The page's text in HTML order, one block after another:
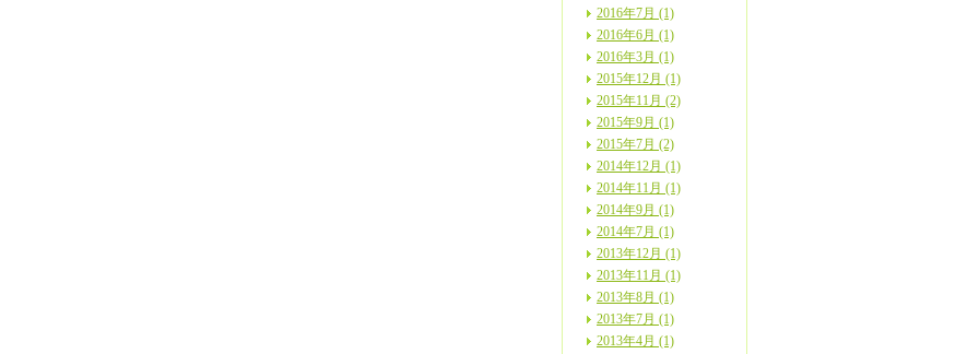
2016年7月 (1)
2016年6月 (1)
2016年3月 (1)
2015年12月 (1)
2015年11月 (2)
2015年9月 (1)
2015年7月 (2)
2014年12月 (1)
2014年11月 (1)
2014年9月 (1)
2014年7月 (1)
2013年12月 (1)
2013年11月 (1)
2013年8月 (1)
2013年7月 (1)
2013年4月 (1)